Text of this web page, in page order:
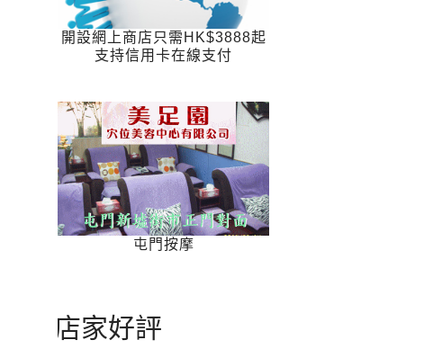
開設網上商店只需HK$3888起
支持信用卡在線支付
屯門按摩
店家好評